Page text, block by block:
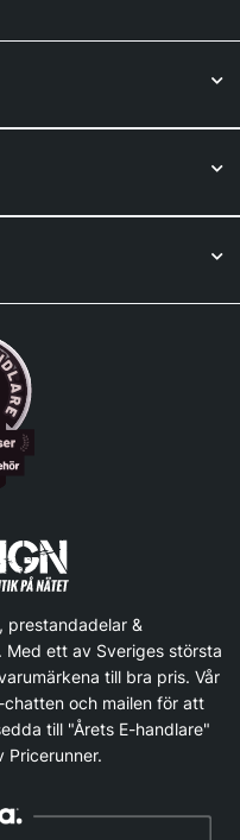
prestandadelar &
ett av Sveriges största
till bra pris. Vår
och mailen för att
till "Årets E-handlare"
Pricerunner.